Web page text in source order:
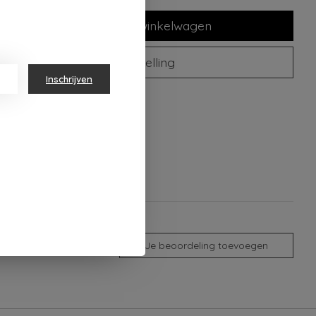
Toevoegen aan winkelwagen
Plaats bestelling
om te vergelijken
Je beoordeling toevoegen
Inschrijven